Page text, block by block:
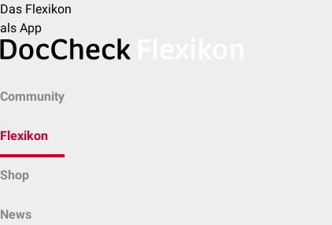
Das Flexikon
als App
Community
Flexikon
Shop
News